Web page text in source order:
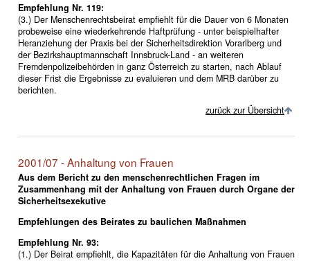
Empfehlung Nr. 119:
(3.) Der Menschenrechtsbeirat empfiehlt für die Dauer von 6 Monaten
probeweise eine wiederkehrende Haftprüfung - unter beispielhafter
Heranziehung der Praxis bei der Sicherheitsdirektion Vorarlberg und
der Bezirkshauptmannschaft Innsbruck-Land - an weiteren
Fremdenpolizeibehörden in ganz Österreich zu starten, nach Ablauf
dieser Frist die Ergebnisse zu evaluieren und dem MRB darüber zu
berichten.
zurück zur Übersicht
2001/07 - Anhaltung von Frauen
Aus dem Bericht zu den menschenrechtlichen Fragen im
Zusammenhang mit der Anhaltung von Frauen durch Organe der
Sicherheitsexekutive
Empfehlungen des Beirates zu baulichen Maßnahmen
Empfehlung Nr. 93:
(1.) Der Beirat empfiehlt, die Kapazitäten für die Anhaltung von Frauen